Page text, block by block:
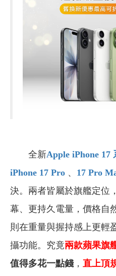
全新Apple iPhone 17
iPhone 17 Pro 、 17 Pro
決。兩者皆屬於旗艦定位
幕、更持久電量，價格自
則在重量與握持感上更輕
攝功能。究竟兩款蘋果旗
值得多花一點錢 ， 直上頂